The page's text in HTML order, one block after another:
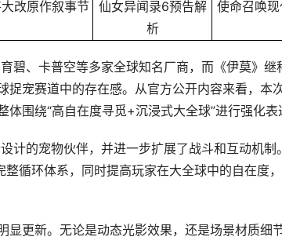
改原作叙事节
仙女异闻录6预告解
析
使命召唤
碧、卡普空等多家全球知名厂商，而《伊莫》继
捉宠赛道中的存在感。从官方公开内容来看，本
围绕“高自在度寻觅+沉浸式大全球”进行强化表
计的宠物伙伴，并进一步扩展了战斗和互动机制
循环体系，同时提高玩家在大全球中的自在度
更新。无论是动态光影效果，还是场景材质细